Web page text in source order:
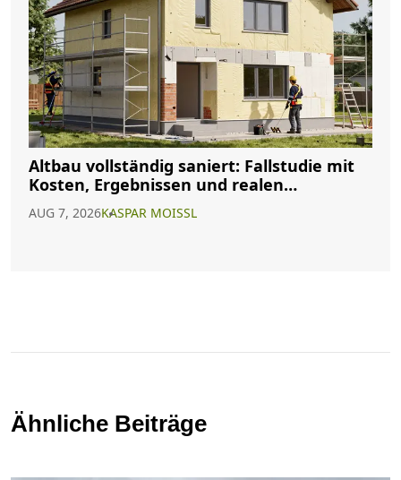
Altbau vollständig saniert: Fallstudie mit
Kosten, Ergebnissen und realen
AUG 7, 2026KASPAR MOISSL
Ähnliche Beiträge